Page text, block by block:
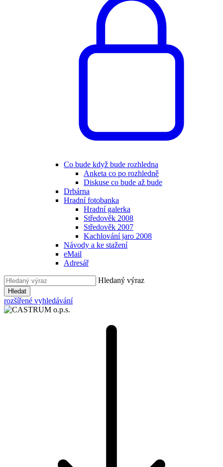
Co bude když bude rozhledna
Anketa co po rozhledně
Diskuse co bude až bude
Drbárna
Hradní fotobanka
Hradní galerka
Středověk 2008
Středověk 2007
Kachlování jaro 2008
Návody a ke stažení
eMail
Adresář
Hledaný výraz
Hledat
rozšířené vyhledávání